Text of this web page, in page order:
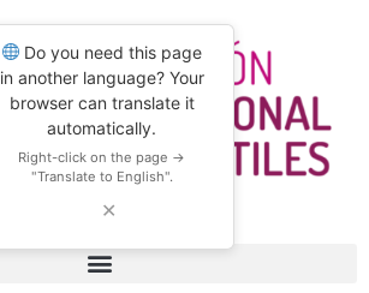
Do you need this page
in another language? Your
browser can translate it
automatically.
Right-click on the page →
"Translate to English".
✕